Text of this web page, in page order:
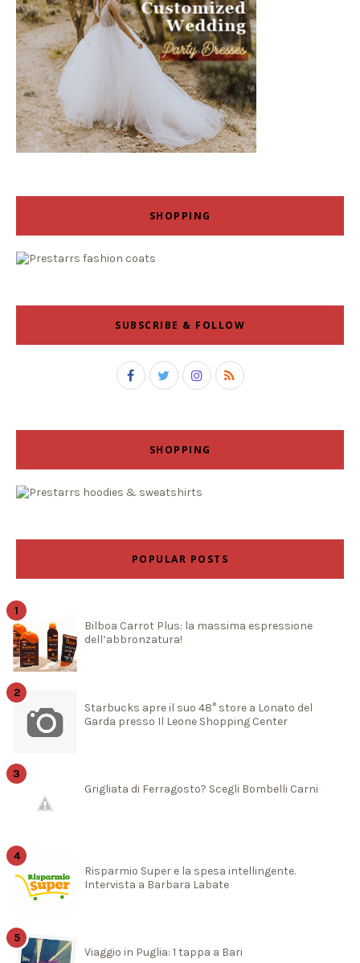
SHOPPING
SUBSCRIBE & FOLLOW
SHOPPING
POPULAR POSTS
Bilboa Carrot Plus: la massima espressione
dell’abbronzatura!
Starbucks apre il suo 48° store a Lonato del
Garda presso Il Leone Shopping Center
Grigliata di Ferragosto? Scegli Bombelli Carni
Risparmio Super e la spesa intellingente.
Intervista a Barbara Labate
Viaggio in Puglia: 1 tappa a Bari